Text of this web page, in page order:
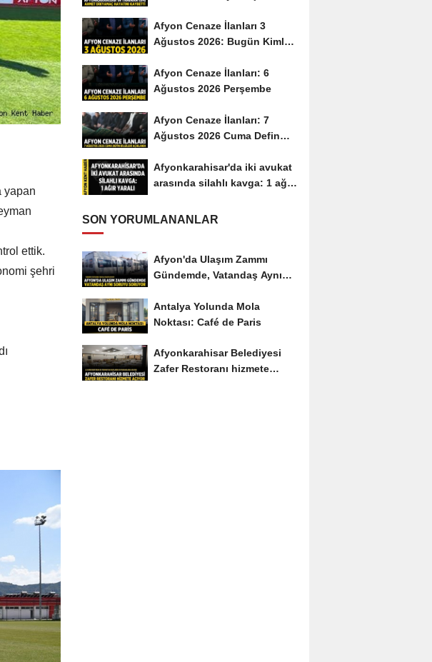
yapan
ettik.
şehri
Afyon Cenaze İlanları 3
Ağustos 2026: Bugün Kimler
Afyon Cenaze İlanları: 6
Ağustos 2026 Perşembe
Afyon Cenaze İlanları: 7
Ağustos 2026 Cuma Defin
Afyonkarahisar'da iki avukat
arasında silahlı kavga: 1 ağır
SON YORUMLANANLAR
Afyon'da Ulaşım Zammı
Gündemde, Vatandaş Aynı
Antalya Yolunda Mola
Noktası: Café de Paris
Afyonkarahisar Belediyesi
Zafer Restoranı hizmete